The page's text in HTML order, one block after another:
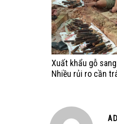
Xuất khẩu gỗ
Nhiều rủi ro cần